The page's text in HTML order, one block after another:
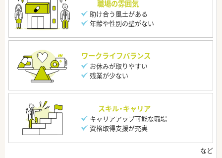
職場の雰囲気
助け合う風土がある
年齢や性別の壁がない
ワークライフバランス
お休みが取りやすい
残業が少ない
スキル・キャリア
キャリアアップ可能な職場
資格取得支援が充実